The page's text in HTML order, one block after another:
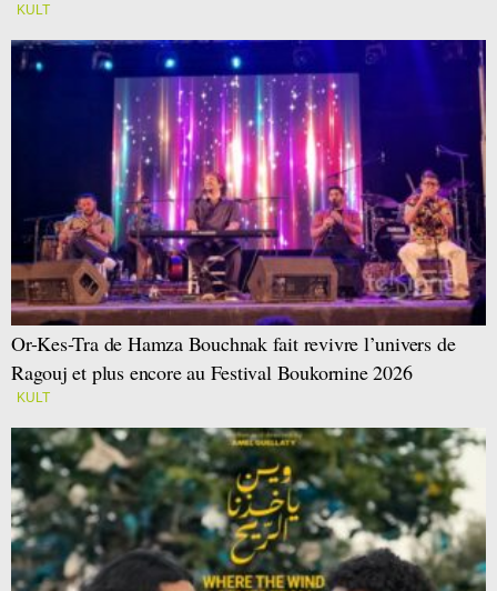
KULT
Or-Kes-Tra de Hamza Bouchnak fait revivre l’univers de
Ragouj et plus encore au Festival Boukornine 2026
KULT